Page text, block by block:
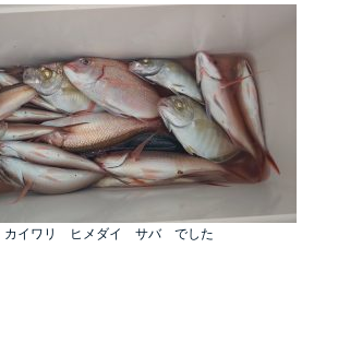
イワリ ヒメダイ サバ でした